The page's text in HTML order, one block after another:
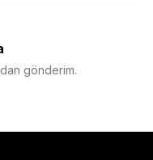
gönderim.